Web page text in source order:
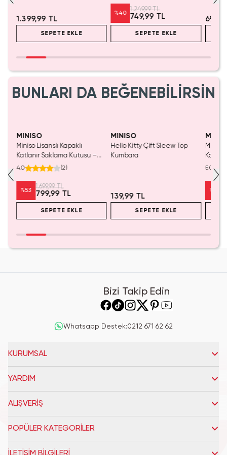
1.399,99 TL
SEPETE EKLE
%40
1.249,99 TL
749,99 TL
SEPETE EKLE
BUNLARI DA BEĞENEBİLİRSİN
MINISO
Miniso Lisanslı Kapaklı
Katlanır Saklama Kutusu –
Gri Büyük Boy Elbise ve Eşya
4.0 (2)
%53
1.699,99 TL
799,99 TL
SEPETE EKLE
MINISO
Hello Kitty Çift Sleew Top
Kumbara
139,99 TL
SEPETE EKLE
Miniso
Eşya
5.0
%
Bizi Takip Edin
Whatsapp Destek:0212 671 62 62
KURUMSAL
YARDIM
ALIŞVERİŞ
POPÜLER KATEGORİLER